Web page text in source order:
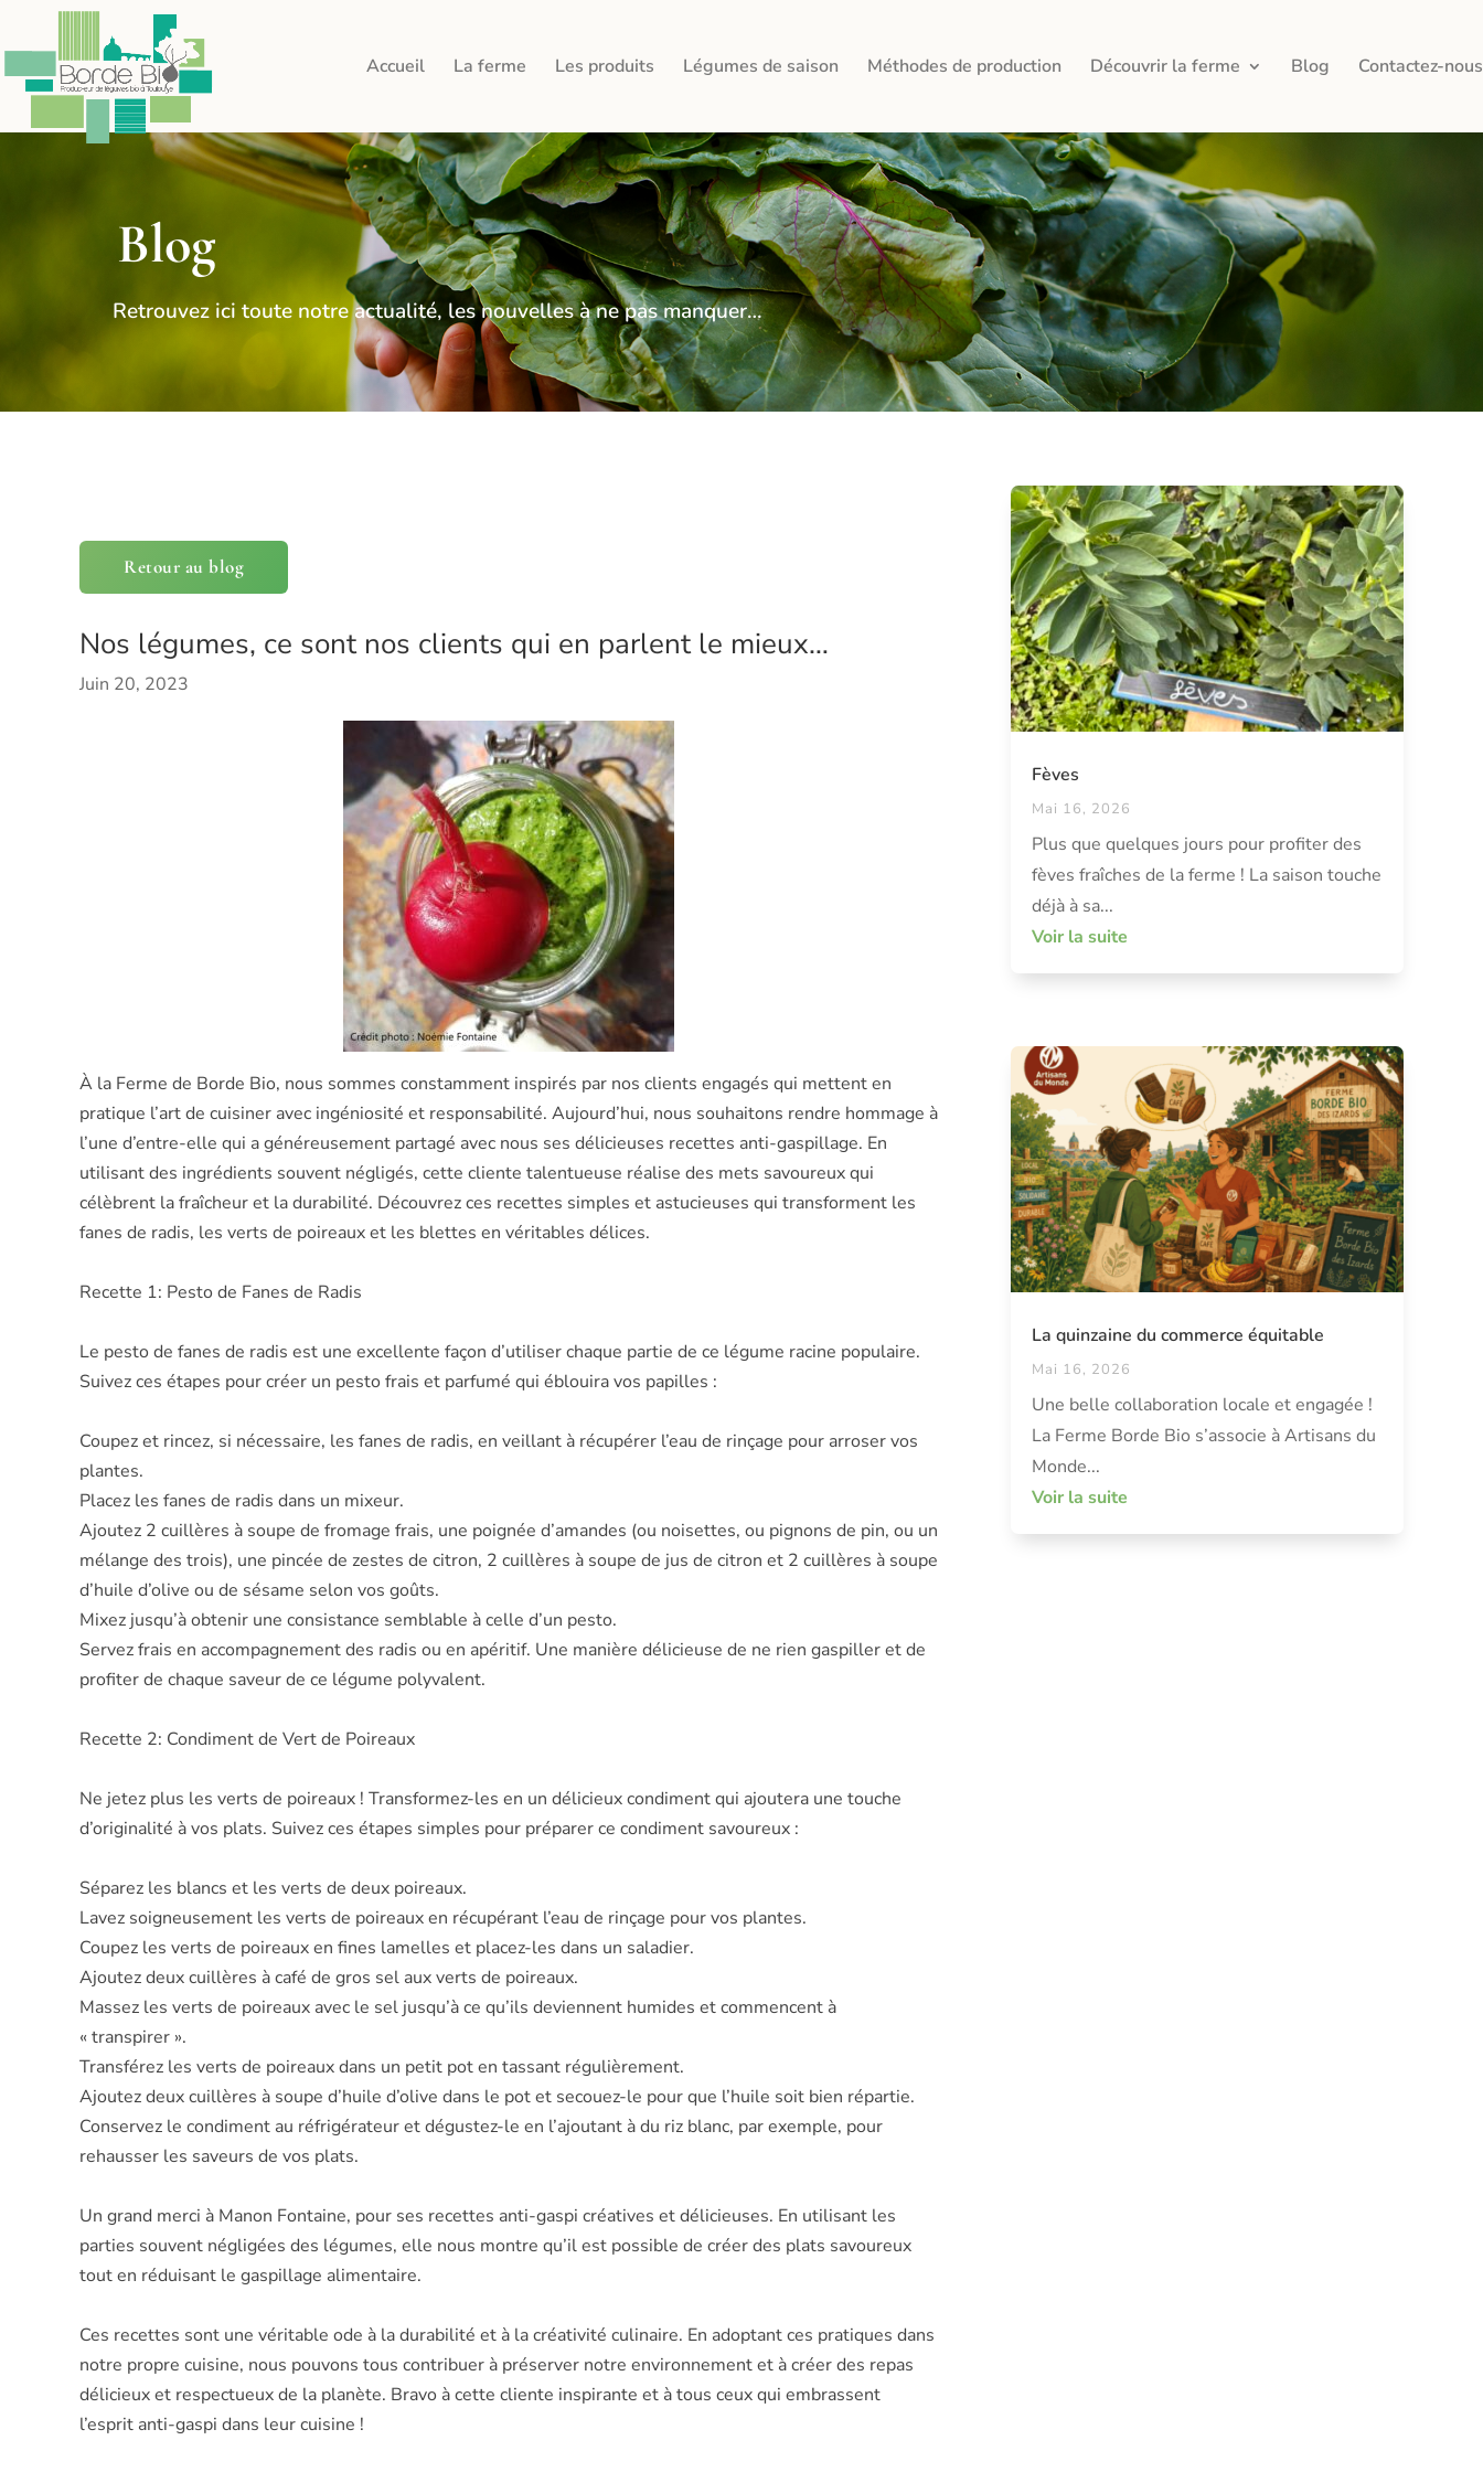
Accueil La ferme Les produits Légumes de saison Méthodes de production Découvrir la ferme Blog Contactez-nous
Blog
Retrouvez ici toute notre actualité, les nouvelles à ne pas manquer…
Retour au blog
Nos légumes, ce sont nos clients qui en parlent le mieux…
Juin 20, 2023
À la Ferme de Borde Bio, nous sommes constamment inspirés par nos clients engagés qui mettent en
pratique l’art de cuisiner avec ingéniosité et responsabilité. Aujourd’hui, nous souhaitons rendre hommage à
l’une d’entre-elle qui a généreusement partagé avec nous ses délicieuses recettes anti-gaspillage. En
utilisant des ingrédients souvent négligés, cette cliente talentueuse réalise des mets savoureux qui
célèbrent la fraîcheur et la durabilité. Découvrez ces recettes simples et astucieuses qui transforment les
fanes de radis, les verts de poireaux et les blettes en véritables délices.
Recette 1: Pesto de Fanes de Radis
Le pesto de fanes de radis est une excellente façon d’utiliser chaque partie de ce légume racine populaire.
Suivez ces étapes pour créer un pesto frais et parfumé qui éblouira vos papilles :
Coupez et rincez, si nécessaire, les fanes de radis, en veillant à récupérer l’eau de rinçage pour arroser vos
plantes.
Placez les fanes de radis dans un mixeur.
Ajoutez 2 cuillères à soupe de fromage frais, une poignée d’amandes (ou noisettes, ou pignons de pin, ou un
mélange des trois), une pincée de zestes de citron, 2 cuillères à soupe de jus de citron et 2 cuillères à soupe
d’huile d’olive ou de sésame selon vos goûts.
Mixez jusqu’à obtenir une consistance semblable à celle d’un pesto.
Servez frais en accompagnement des radis ou en apéritif. Une manière délicieuse de ne rien gaspiller et de
profiter de chaque saveur de ce légume polyvalent.
Recette 2: Condiment de Vert de Poireaux
Ne jetez plus les verts de poireaux ! Transformez-les en un délicieux condiment qui ajoutera une touche
d’originalité à vos plats. Suivez ces étapes simples pour préparer ce condiment savoureux :
Séparez les blancs et les verts de deux poireaux.
Lavez soigneusement les verts de poireaux en récupérant l’eau de rinçage pour vos plantes.
Coupez les verts de poireaux en fines lamelles et placez-les dans un saladier.
Ajoutez deux cuillères à café de gros sel aux verts de poireaux.
Massez les verts de poireaux avec le sel jusqu’à ce qu’ils deviennent humides et commencent à
« transpirer ».
Transférez les verts de poireaux dans un petit pot en tassant régulièrement.
Ajoutez deux cuillères à soupe d’huile d’olive dans le pot et secouez-le pour que l’huile soit bien répartie.
Conservez le condiment au réfrigérateur et dégustez-le en l’ajoutant à du riz blanc, par exemple, pour
rehausser les saveurs de vos plats.
Un grand merci à Manon Fontaine, pour ses recettes anti-gaspi créatives et délicieuses. En utilisant les
parties souvent négligées des légumes, elle nous montre qu’il est possible de créer des plats savoureux
tout en réduisant le gaspillage alimentaire.
Ces recettes sont une véritable ode à la durabilité et à la créativité culinaire. En adoptant ces pratiques dans
notre propre cuisine, nous pouvons tous contribuer à préserver notre environnement et à créer des repas
délicieux et respectueux de la planète. Bravo à cette cliente inspirante et à tous ceux qui embrassent
l’esprit anti-gaspi dans leur cuisine !
Fèves
Mai 16, 2026
Plus que quelques jours pour profiter des
fèves fraîches de la ferme ! La saison touche
déjà à sa...
Voir la suite
La quinzaine du commerce équitable
Mai 16, 2026
Une belle collaboration locale et engagée !
La Ferme Borde Bio s’associe à Artisans du
Monde...
Voir la suite